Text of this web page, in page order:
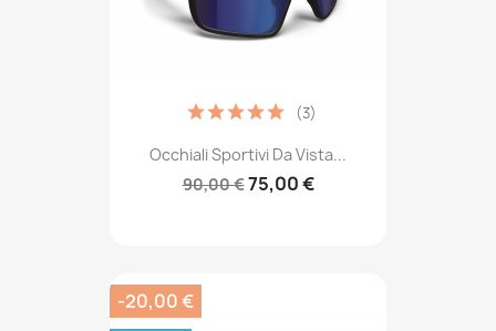
Occhiali Sportivi Da Vista...
90,00 €75,00 €
(3)
-20,00 €